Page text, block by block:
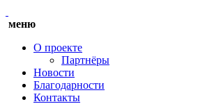
меню
О проекте
Партнёры
Новости
Благодарности
Контакты